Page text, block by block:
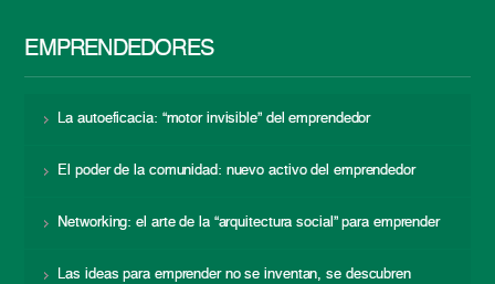
EMPRENDEDORES
La autoeficacia: “motor invisible” del emprendedor
El poder de la comunidad: nuevo activo del emprendedor
Networking: el arte de la “arquitectura social” para emprender
Las ideas para emprender no se inventan, se descubren